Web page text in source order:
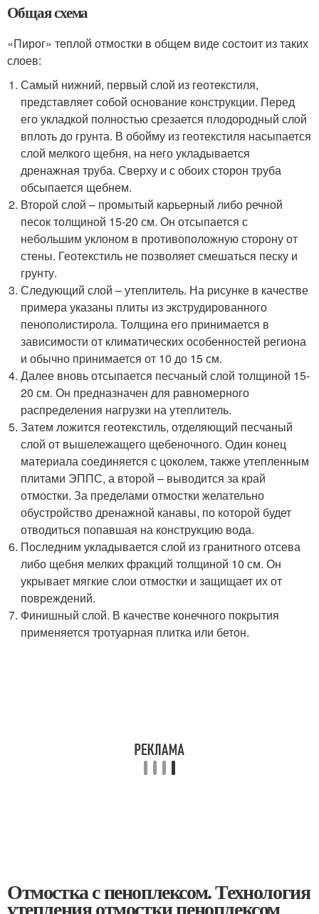
Общая схема
«Пирог» теплой отмостки в общем виде состоит из таких
слоев:
Самый нижний, первый слой из геотекстиля,
представляет собой основание конструкции. Перед
его укладкой полностью срезается плодородный слой
вплоть до грунта. В обойму из геотекстиля насыпается
слой мелкого щебня, на него укладывается
дренажная труба. Сверху и с обоих сторон труба
обсыпается щебнем.
Второй слой – промытый карьерный либо речной
песок толщиной 15-20 см. Он отсыпается с
небольшим уклоном в противоположную сторону от
стены. Геотекстиль не позволяет смешаться песку и
грунту.
Следующий слой – утеплитель. На рисунке в качестве
примера указаны плиты из экструдированного
пенополистирола. Толщина его принимается в
зависимости от климатических особенностей региона
и обычно принимается от 10 до 15 см.
Далее вновь отсыпается песчаный слой толщиной 15-
20 см. Он предназначен для равномерного
распределения нагрузки на утеплитель.
Затем ложится геотекстиль, отделяющий песчаный
слой от вышележащего щебеночного. Один конец
материала соединяется с цоколем, также утепленным
плитами ЭППС, а второй – выводится за край
отмостки. За пределами отмостки желательно
обустройство дренажной канавы, по которой будет
отводиться попавшая на конструкцию вода.
Последним укладывается слой из гранитного отсева
либо щебня мелких фракций толщиной 10 см. Он
укрывает мягкие слои отмостки и защищает их от
повреждений.
Финишный слой. В качестве конечного покрытия
применяется тротуарная плитка или бетон.
Отмостка с пеноплексом. Технология